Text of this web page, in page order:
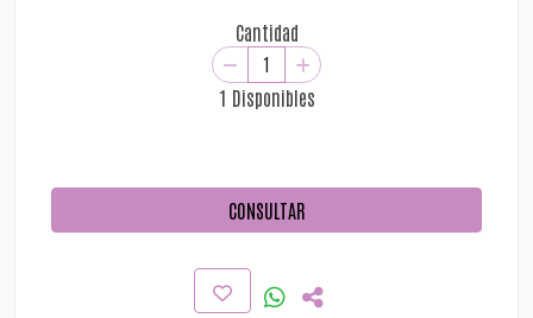
Cantidad
1 Disponibles
CONSULTAR